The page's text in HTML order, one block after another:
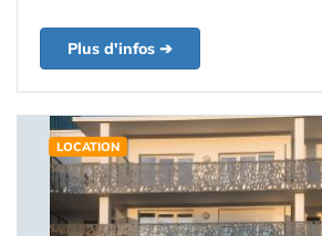
Plus d'infos ➔
LOCATION